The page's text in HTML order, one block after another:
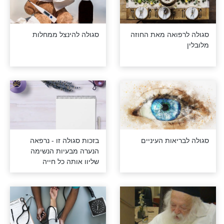
- מזמור דוד סגולה לרפואה
סגולה לכאב ראש